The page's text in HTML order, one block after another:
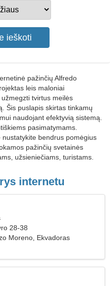
pažinčių Alfredo
leis maloniai
tvirtus meilės
Šis puslapis skirtas tinkamų
naudojant efektyvią sistemą.
pasimatymams.
bendrus pomėgius
pažinčių svetainės
užsieniečiams, turistams.
internetu
28-38
Moreno, Ekvadoras